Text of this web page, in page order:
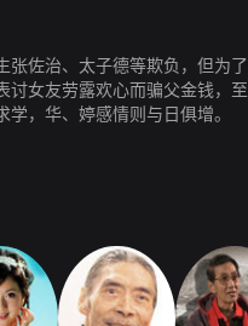
张佐治、太子德等欺负，但为
讨女友劳露欢心而骗父金钱，
，华、婷感情则与日俱增。